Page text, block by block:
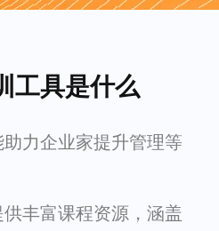
工具是什么
力企业家提升管理等
丰富课程资源，涵盖